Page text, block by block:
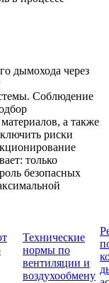
дымохода через
Соблюдение
а также
риски
только
безопасных
Технические
нормы по
вентиляции и
воздухообмену